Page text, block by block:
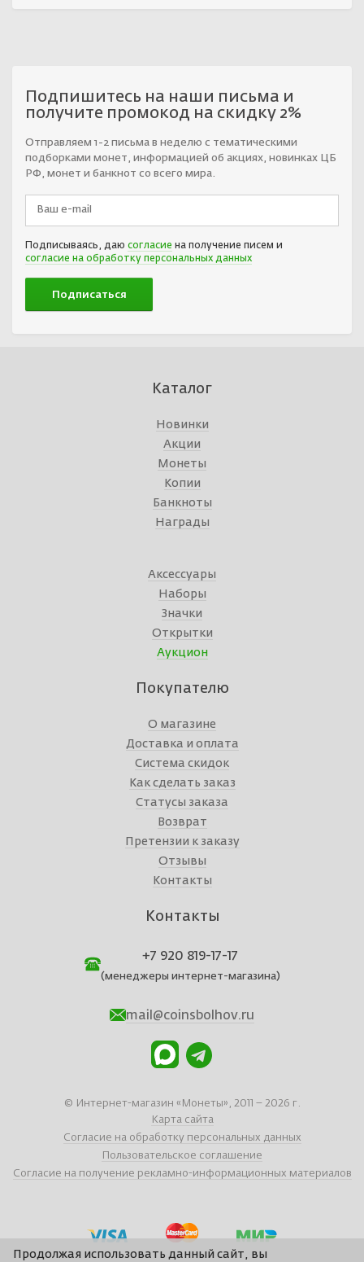
Подпишитесь на наши письма и
получите промокод на скидку 2%
Отправляем 1-2 письма в неделю с тематическими
подборками монет, информацией об акциях, новинках ЦБ
РФ, монет и банкнот со всего мира.
Подписываясь, даю согласие на получение писем и
согласие на обработку персональных данных
Каталог
Новинки
Акции
Монеты
Копии
Банкноты
Награды
Аксессуары
Наборы
Значки
Открытки
Аукцион
Покупателю
О магазине
Доставка и оплата
Система скидок
Как сделать заказ
Статусы заказа
Возврат
Претензии к заказу
Отзывы
Контакты
Контакты
+7 920 819-17-17
(менеджеры интернет-магазина)
mail@coinsbolhov.ru
© Интернет-магазин «Монеты», 2011 – 2026 г.
Карта сайта
Согласие на обработку персональных данных
Пользовательское соглашение
Согласие на получение рекламно-информационных материалов
Продолжая использовать данный сайт, вы